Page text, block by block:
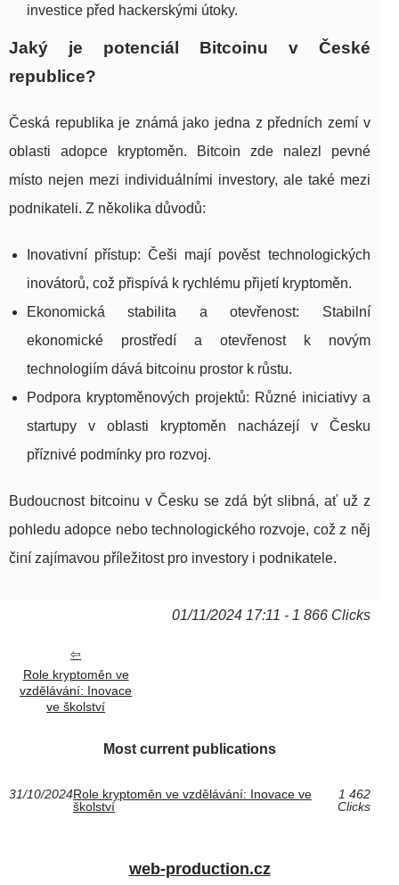
investice před hackerskými útoky.
Jaký je potenciál Bitcoinu v České
republice?
Česká republika je známá jako jedna z předních zemí v
oblasti adopce kryptoměn. Bitcoin zde nalezl pevné
místo nejen mezi individuálními investory, ale také mezi
podnikateli. Z několika důvodů:
Inovativní přístup: Češi mají pověst technologických
inovátorů, což přispívá k rychlému přijetí kryptoměn.
Ekonomická stabilita a otevřenost: Stabilní
ekonomické prostředí a otevřenost k novým
technologiím dává bitcoinu prostor k růstu.
Podpora kryptoměnových projektů: Různé iniciativy a
startupy v oblasti kryptoměn nacházejí v Česku
příznivé podmínky pro rozvoj.
Budoucnost bitcoinu v Česku se zdá být slibná, ať už z
pohledu adopce nebo technologického rozvoje, což z něj
činí zajímavou příležitost pro investory i podnikatele.
01/11/2024 17:11 - 1 866 Clicks
Role kryptoměn ve
vzdělávání: Inovace
ve školství
Most current publications
31/10/2024Role kryptoměn ve vzdělávání: Inovace ve
školství
1 462
Clicks
web-production.cz